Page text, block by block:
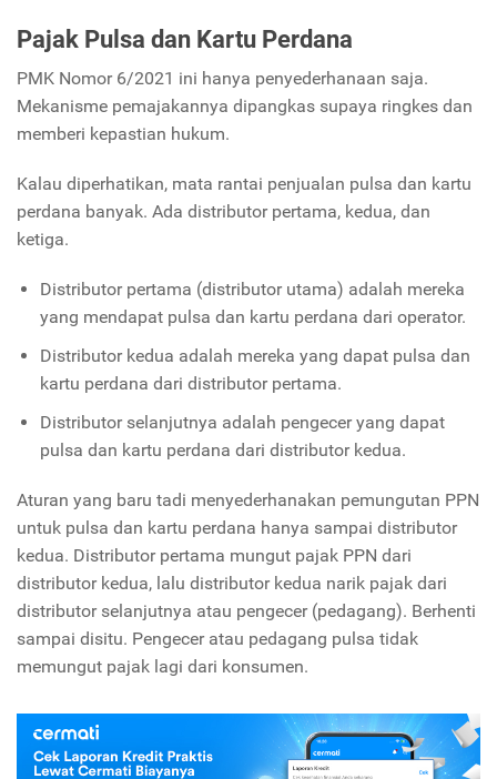
Pajak Pulsa dan Kartu Perdana
PMK Nomor 6/2021 ini hanya penyederhanaan saja.
Mekanisme pemajakannya dipangkas supaya ringkes dan
memberi kepastian hukum.
Kalau diperhatikan, mata rantai penjualan pulsa dan kartu
perdana banyak. Ada distributor pertama, kedua, dan
ketiga.
Distributor pertama (distributor utama) adalah mereka
yang mendapat pulsa dan kartu perdana dari operator.
Distributor kedua adalah mereka yang dapat pulsa dan
kartu perdana dari distributor pertama.
Distributor selanjutnya adalah pengecer yang dapat
pulsa dan kartu perdana dari distributor kedua.
Aturan yang baru tadi menyederhanakan pemungutan PPN
untuk pulsa dan kartu perdana hanya sampai distributor
kedua. Distributor pertama mungut pajak PPN dari
distributor kedua, lalu distributor kedua narik pajak dari
distributor selanjutnya atau pengecer (pedagang). Berhenti
sampai disitu. Pengecer atau pedagang pulsa tidak
memungut pajak lagi dari konsumen.